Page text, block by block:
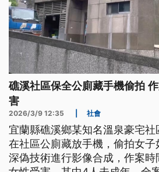
礁溪社區保全公廁藏手機偷拍
害
2026/3/9 12:35 社會
宜蘭縣礁溪鄉某知名溫泉豪宅
在社區公廁藏放手機，偷拍女子
深偽技術進行影像合成，作案